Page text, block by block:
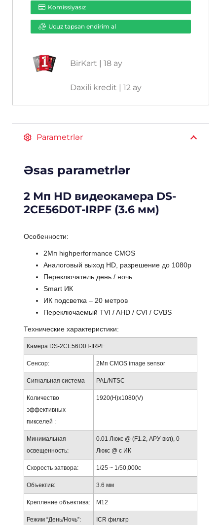
Komissiyasız
Ucuz tapsan endirim al
BirKart | 18 ay
Daxili kredit | 12 ay
Parametrlər
Əsas parametrlər
2 Мп HD видеокамера DS-
2CE56D0T-IRPF (3.6 мм)
Особенности:
2Мп highperformance CMOS
Аналоговый выход HD, разрешение до 1080p
Переключатель день / ночь
Smart ИК
ИК подсветка – 20 метров
Переключаемый TVI / AHD / CVI / CVBS
Технические характеристики:
Камера DS-2CE56D0T-IRPF
Сенсор: 2Mп CMOS image sensor
Сигнальная система PAL/NTSC
Количество
эффективных
пикселей :
1920(H)х1080(V)
Минимальная
освещенность:
0.01 Люкс @ (F1.2, АРУ вкл), 0
Люкс @ с ИК
Скорость затвора: 1/25 ~ 1/50,000с
Объектив: 3.6 мм
Крепление объектива: M12
Режим “День/Ночь”: ICR фильтр